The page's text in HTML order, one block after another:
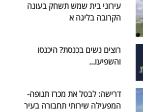
עירוני בית שמש תשחק בעונה
הקרובה בליגה א
רוצים נשים בכנסת? היכנסו
והשפיעו...
דרישה: לבטל את מכרז תנופה-
המפעילה שירותי תחבורה בעיר